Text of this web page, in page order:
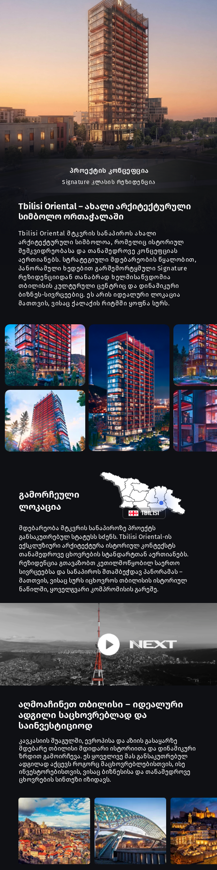
Tbilisi Oriental – Ახალი Არქიტექტურული
Სიმბოლო Ორთაჭალაში
Signature კლასის რეზიდენცია
პროექტის კონცეფცია
Tbilisi Oriental მტკვრის სანაპიროს ახალი
არქიტექტურული სიმბოლოა, რომელიც ისტორიულ
მემკვიდრეობასა და თანამედროვე კონცეფციას
აერთიანებს. სტრატეგიული მდებარეობის წყალობით,
პანორამული ხედებით გარშემორტყმული Signature
რეზიდენციიდან თანაბრად ხელმისაწვდომია
თბილისის კულტურული ცენტრიც და დინამიკური
ბიზნეს-სივრცეებიც. ეს არის იდეალური ლოკაცია
მათთვის, ვისაც ქალაქის რიტმში ყოფნა სურს.
გამორჩეული
ლოკაცია
მდებარეობა მტკვრის სანაპიროზე პროექტს
განსაკუთრებულ სტატუსს სძენს. Tbilisi Oriental-ის
ექსკლუზიური არქიტექტურა ისტორიულ კონტექსტს
თანამედროვე ცხოვრების სტანდარტთან აერთიანებს.
რეზიდენცია გთავაზობთ კეთილმოწყობილ საერთო
სივრცეებსა და სანაპიროს შთამბეჭდავ პანორამას –
მათთვის, ვისაც სურს იცხოვროს თბილისის ისტორიულ
ნაწილში, ყოველგვარი კომპრომისის გარეშე.
სტატუსს სძენს. Tbilisi
ისტორიულ კონტექსტს
აერთიანებს.
სივრცეებსა და
ვისაც სურს იცხოვროს
ყოველგვარი
TBILISI
აღმოაჩინეთ თბილისი – იდეალური
ადგილი საცხოვრებლად და
საინვესტიციოდ
აღმოაჩინეთ თბილისი – იდეალური
ადგილი საცხოვრებლად და
საინვესტიციოდ
კავკასიის შუაგულში, ევროპისა და აზიის გასაყარზე
მდებარე თბილისი მდიდარი ისტორიითა და დინამიკური
ზრდით გამოირჩევა. ეს ყოველივე მას განსაკუთრებულ
ადგილად აქცევს როგორც მაცხოვრებლებისთვის, ისე
ინვესტორებისთვის, ვისაც ბიზნესისა და თანამედროვე
ცხოვრების სინთეზი იზიდავს.
რატომ ღირს თბილისში ცხოვრება?